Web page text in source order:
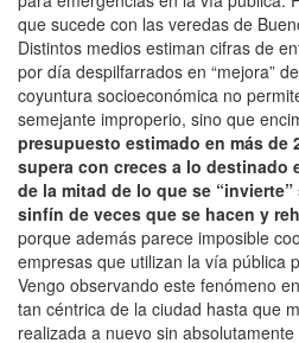
que sucede con las veredas de
Distintos medios estiman cifras de
por día despilfarrados en “mejora”
coyuntura socioeconómica no
semejante improperio, sino que
presupuesto estimado en más de
supera con creces a lo destinado
de la mitad de lo que se
sinfín de veces que se hacen y
porque además parece imposible
empresas que utilizan la vía pública
Vengo observando este fenómeno
tan céntrica de la ciudad hasta que
realizada a nuevo sin